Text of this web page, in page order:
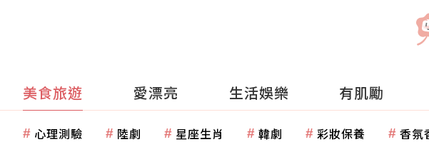
美食旅遊 愛漂亮 生活娛樂 有肌勵
心理測驗 陸劇 星座生肖 韓劇 彩妝保養 香氛